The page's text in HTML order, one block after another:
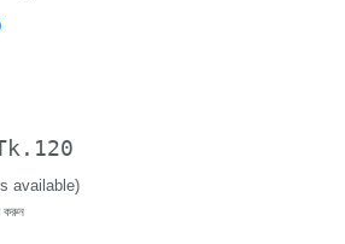
available)
করুন